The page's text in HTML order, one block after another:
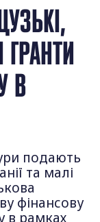
В
подають
та малі
фінансову
в рамках